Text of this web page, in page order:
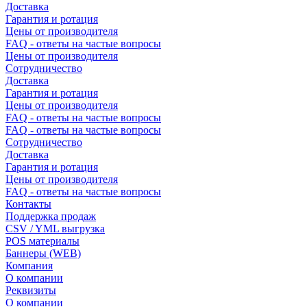
Доставка
Гарантия и ротация
Цены от производителя
FAQ - ответы на частые вопросы
Цены от производителя
Сотрудничество
Доставка
Гарантия и ротация
Цены от производителя
FAQ - ответы на частые вопросы
FAQ - ответы на частые вопросы
Сотрудничество
Доставка
Гарантия и ротация
Цены от производителя
FAQ - ответы на частые вопросы
Контакты
Поддержка продаж
CSV / YML выгрузка
POS материалы
Баннеры (WEB)
Компания
О компании
Реквизиты
О компании